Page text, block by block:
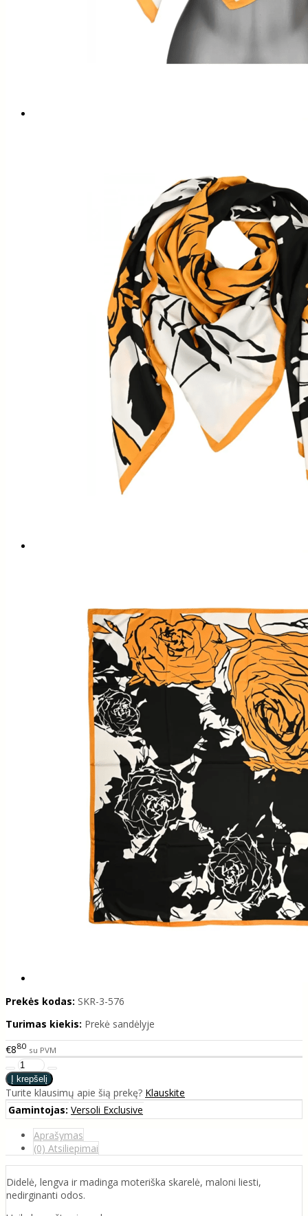
Prekės kodas: SKR-3-576
Turimas kiekis: Prekė sandėlyje
€880 su PVM
Turite klausimų apie šią prekę? Klauskite
Gamintojas: Versoli Exclusive
Aprašymas
(0) Atsiliepimai
Didelė, lengva ir madinga moteriška skarelė, maloni liesti,
nedirginanti odos.